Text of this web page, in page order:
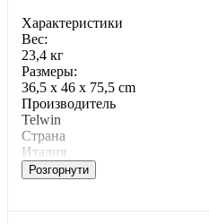
Характеристики
Bec:
23,4 кг
Paзмepы:
36,5 x 46 x 75,5 cm
Производитель
Telwin
Страна
Италия
Розгорнути